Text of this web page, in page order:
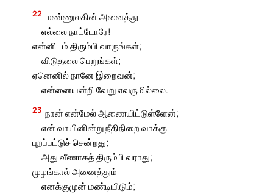
22 மண்ணுலகின் அனைத்து
எல்லை நாட்டோரே!
என்னிடம் திரும்பி வாருங்கள்;
விடுதலை பெறுங்கள்;
ஏனெனில் நானே இறைவன்;
என்னையன்றி வேறு எவருமில்லை.
23 நான் என்மேல் ஆணையிட்டுள்ளேன்;
என் வாயினின்று நீதிநிறை வாக்கு
புறப்பட்டுச் சென்றது;
அது வீணாகத் திரும்பி வராது;
முழங்கால் அனைத்தும்
எனக்குமுன் மண்டியிடும்;